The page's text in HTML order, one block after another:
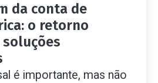
da conta de
o retorno
é importante, mas não